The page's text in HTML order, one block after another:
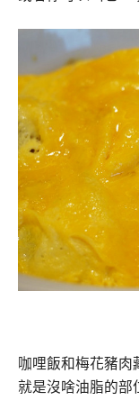
咖哩飯和梅花豬肉
就是沒啥油脂的部